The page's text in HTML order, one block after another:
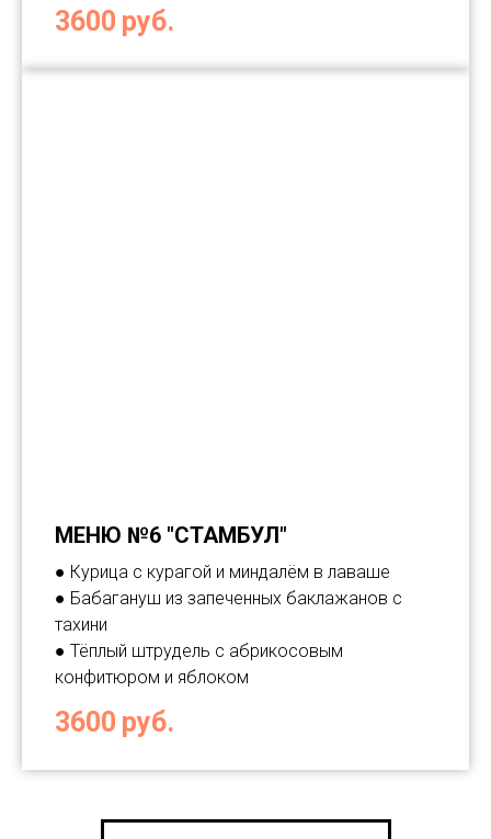
3600 руб.
МЕНЮ №6 "СТАМБУЛ"
● Курица с курагой и миндалём в лаваше
● Бабагануш из запеченных баклажанов с
тахини
● Тёплый штрудель с абрикосовым
конфитюром и яблоком
3600 руб.